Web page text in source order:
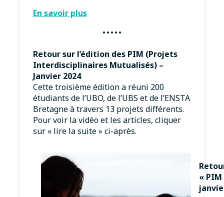
En savoir plus
·····
Retour sur l’édition des PIM (Projets
Interdisciplinaires Mutualisés) –
Janvier 2024
Cette troisième édition a réuni 200
étudiants de l’UBO, de l’UBS et de l’ENSTA
Bretagne à travers 13 projets différents.
Pour voir la vidéo et les articles, cliquer
sur « lire la suite » ci-après.
« PIM